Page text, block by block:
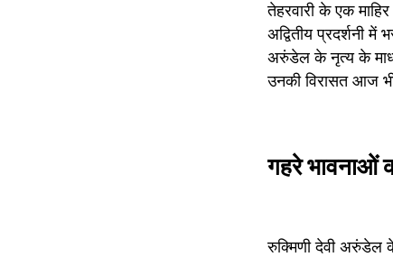
तेहरवारी के एक
अद्वितीय प्रदर्शनी
अरुंडेल के नृत्य के
उनकी विरासत आज
गहरे भावनाओं
रुक्मिणी देवी अरुंडेल